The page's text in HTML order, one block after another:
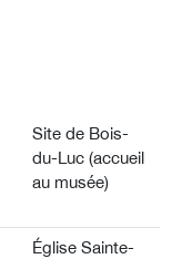
Site de Bois-
du-Luc (accueil
au musée)
Église Sainte-